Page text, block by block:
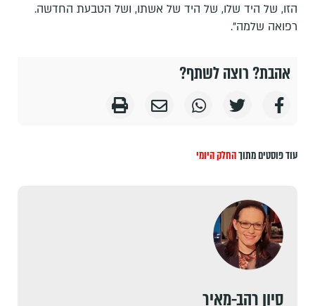
הזו, של היד שלו, של היד של אשתו, ושל הטבעת החדשה.
רפואה שלמה".
אהבת? רוצה לשתף?
עוד פוסטים מתוךהחלק היומי
סיון רהב-מאיר